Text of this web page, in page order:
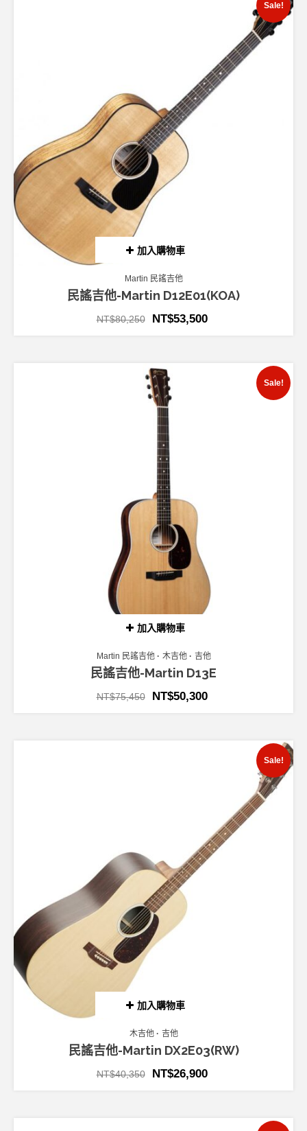
加入購物車
Sale!
Martin 民謠吉他
民謠吉他-Martin D12E01(KOA)
NT$80,250 NT$53,500
加入購物車
Sale!
Martin 民謠吉他 木吉他 吉他
民謠吉他-Martin D13E
NT$75,450 NT$50,300
加入購物車
Sale!
木吉他 吉他
民謠吉他-Martin DX2E03(RW)
NT$40,350 NT$26,900